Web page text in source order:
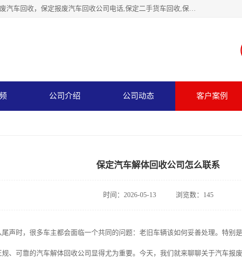
保定辉领再生资源回收有限公司主要经营保定旧车回收，保定报废汽车回收，保定报废汽车回收公司电话,保定二手货车回收,保定黄标车回收, 保定黄标车回收，保定哪里收报废车，保定废旧汽车回收，保定汽车报废手续办理，保定汽车解体厂。将通过采取区域限行促进淘汰、经济补助激励新、加大上路*法处罚、加强达标排放监管等综合措施，对老旧机动车逐步实行末位淘汰，加快老旧机动车淘汰新
公司介绍 公司动态 客户案例
保定汽车解体回收公司怎么联系
时间：2026-05-13 浏览数：145
声时，很多车主都会面临一个共同的问题：老旧车辆该如何妥善处理。特别
、可靠的汽车解体回收公司显得尤为重要。今天，我们就来聊聊关于汽车报